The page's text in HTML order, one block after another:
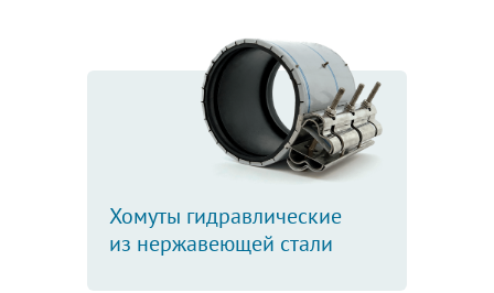
Хомуты гидравлические
из нержавеющей стали